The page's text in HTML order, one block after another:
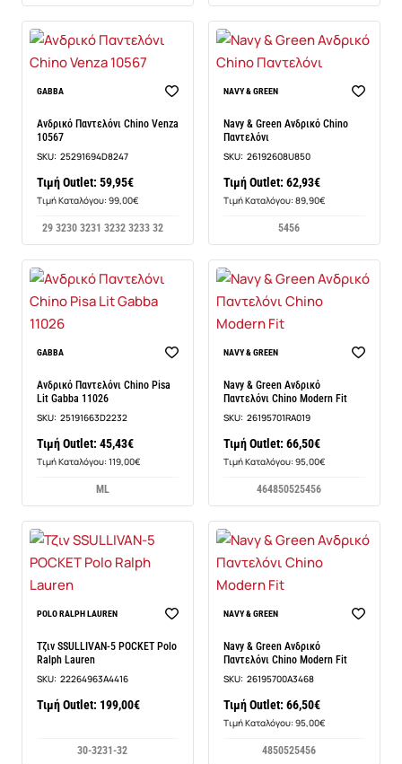
GABBA
Ανδρικό Παντελόνι Chino Venza
10567
SKU: 25291694D8247
Τιμή Outlet: 59,95€
Τιμή Καταλόγου: 99,00€
29 3230 3231 3232 3233 32
NAVY & GREEN
Navy & Green Ανδρικό Chino
Παντελόνι
SKU: 26192608U850
Τιμή Outlet: 62,93€
Τιμή Καταλόγου: 89,90€
5456
GABBA
Ανδρικό Παντελόνι Chino Pisa
Lit Gabba 11026
SKU: 25191663D2232
Τιμή Outlet: 45,43€
Τιμή Καταλόγου: 119,00€
ML
NAVY & GREEN
Navy & Green Ανδρικό
Παντελόνι Chino Modern Fit
SKU: 26195701RA019
Τιμή Outlet: 66,50€
Τιμή Καταλόγου: 95,00€
464850525456
POLO RALPH LAUREN
Τζιν SSULLIVAN-5 POCKET Polo
Ralph Lauren
SKU: 22264963A4416
Τιμή Outlet: 199,00€
30-3231-32
NAVY & GREEN
Navy & Green Ανδρικό
Παντελόνι Chino Modern Fit
SKU: 26195700A3468
Τιμή Outlet: 66,50€
Τιμή Καταλόγου: 95,00€
4850525456